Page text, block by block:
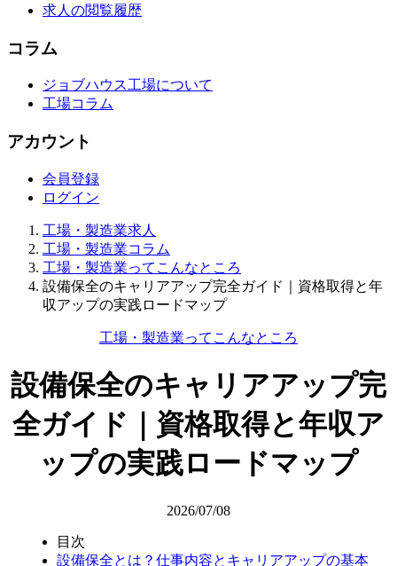
求人の閲覧履歴
コラム
ジョブハウス工場について
工場コラム
アカウント
会員登録
ログイン
工場・製造業求人
工場・製造業コラム
工場・製造業ってこんなところ
設備保全のキャリアアップ完全ガイド｜資格取得と年
収アップの実践ロードマップ
工場・製造業ってこんなところ
設備保全のキャリアアップ完
全ガイド｜資格取得と年収ア
ップの実践ロードマップ
2026/07/08
目次
設備保全とは？仕事内容とキャリアアップの基本